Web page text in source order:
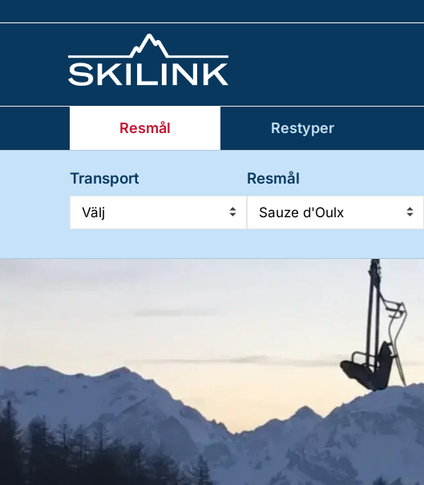
Resmål Restyper
Transport
Välj
Resmål
Sauze d'Oulx